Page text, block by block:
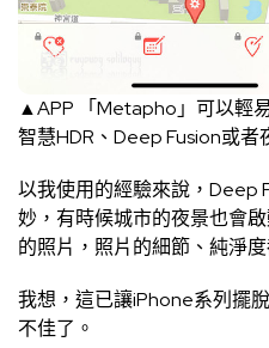
▲APP 「Metapho 」可以輕
智慧HDR、Deep Fusion或者
以我使用的經驗來說，Deep
妙，有時候城市的夜景也會
的照片，照片的細節、純淨度
我想，這已讓iPhone系列擺
不佳了。